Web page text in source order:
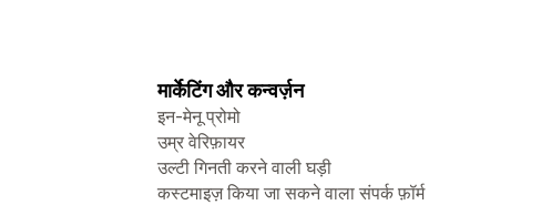
मार्केटिंग और कन्वर्ज़न
इन-मेनू प्रोमो
उम्र वेरिफ़ायर
उल्टी गिनती करने वाली घड़ी
कस्टमाइज़ किया जा सकने वाला संपर्क फ़ॉर्म